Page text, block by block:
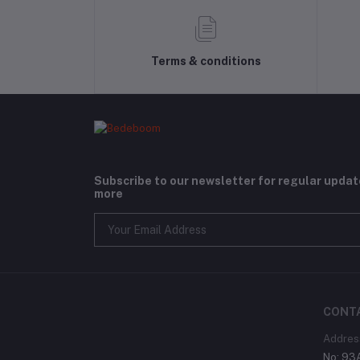
Terms & conditions
Subscribe to our newsletter for regular
more
No: